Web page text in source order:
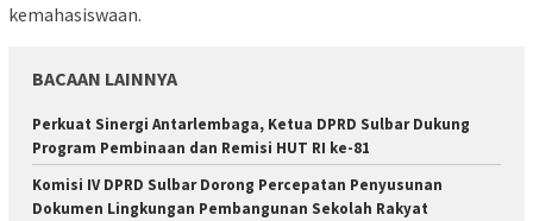
kemahasiswaan.
BACAAN LAINNYA
Perkuat Sinergi Antarlembaga, Ketua DPRD Sulbar Dukung
Program Pembinaan dan Remisi HUT RI ke-81
Komisi IV DPRD Sulbar Dorong Percepatan Penyusunan
Dokumen Lingkungan Pembangunan Sekolah Rakyat